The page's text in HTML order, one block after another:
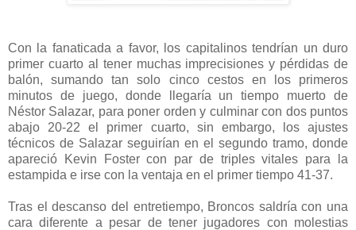
Con la fanaticada a favor, los capitalinos tendrían un duro
primer cuarto al tener muchas imprecisiones y pérdidas de
balón, sumando tan solo cinco cestos en los primeros
minutos de juego, donde llegaría un tiempo muerto de
Néstor Salazar, para poner orden y culminar con dos puntos
abajo 20-22 el primer cuarto, sin embargo, los ajustes
técnicos de Salazar seguirían en el segundo tramo, donde
apareció Kevin Foster con par de triples vitales para la
estampida e irse con la ventaja en el primer tiempo 41-37.
Tras el descanso del entretiempo, Broncos saldría con una
cara diferente a pesar de tener jugadores con molestias